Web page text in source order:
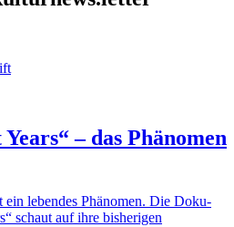
– das Phänomen
lebendes Phänomen. Die Doku-
schaut auf ihre bisherigen